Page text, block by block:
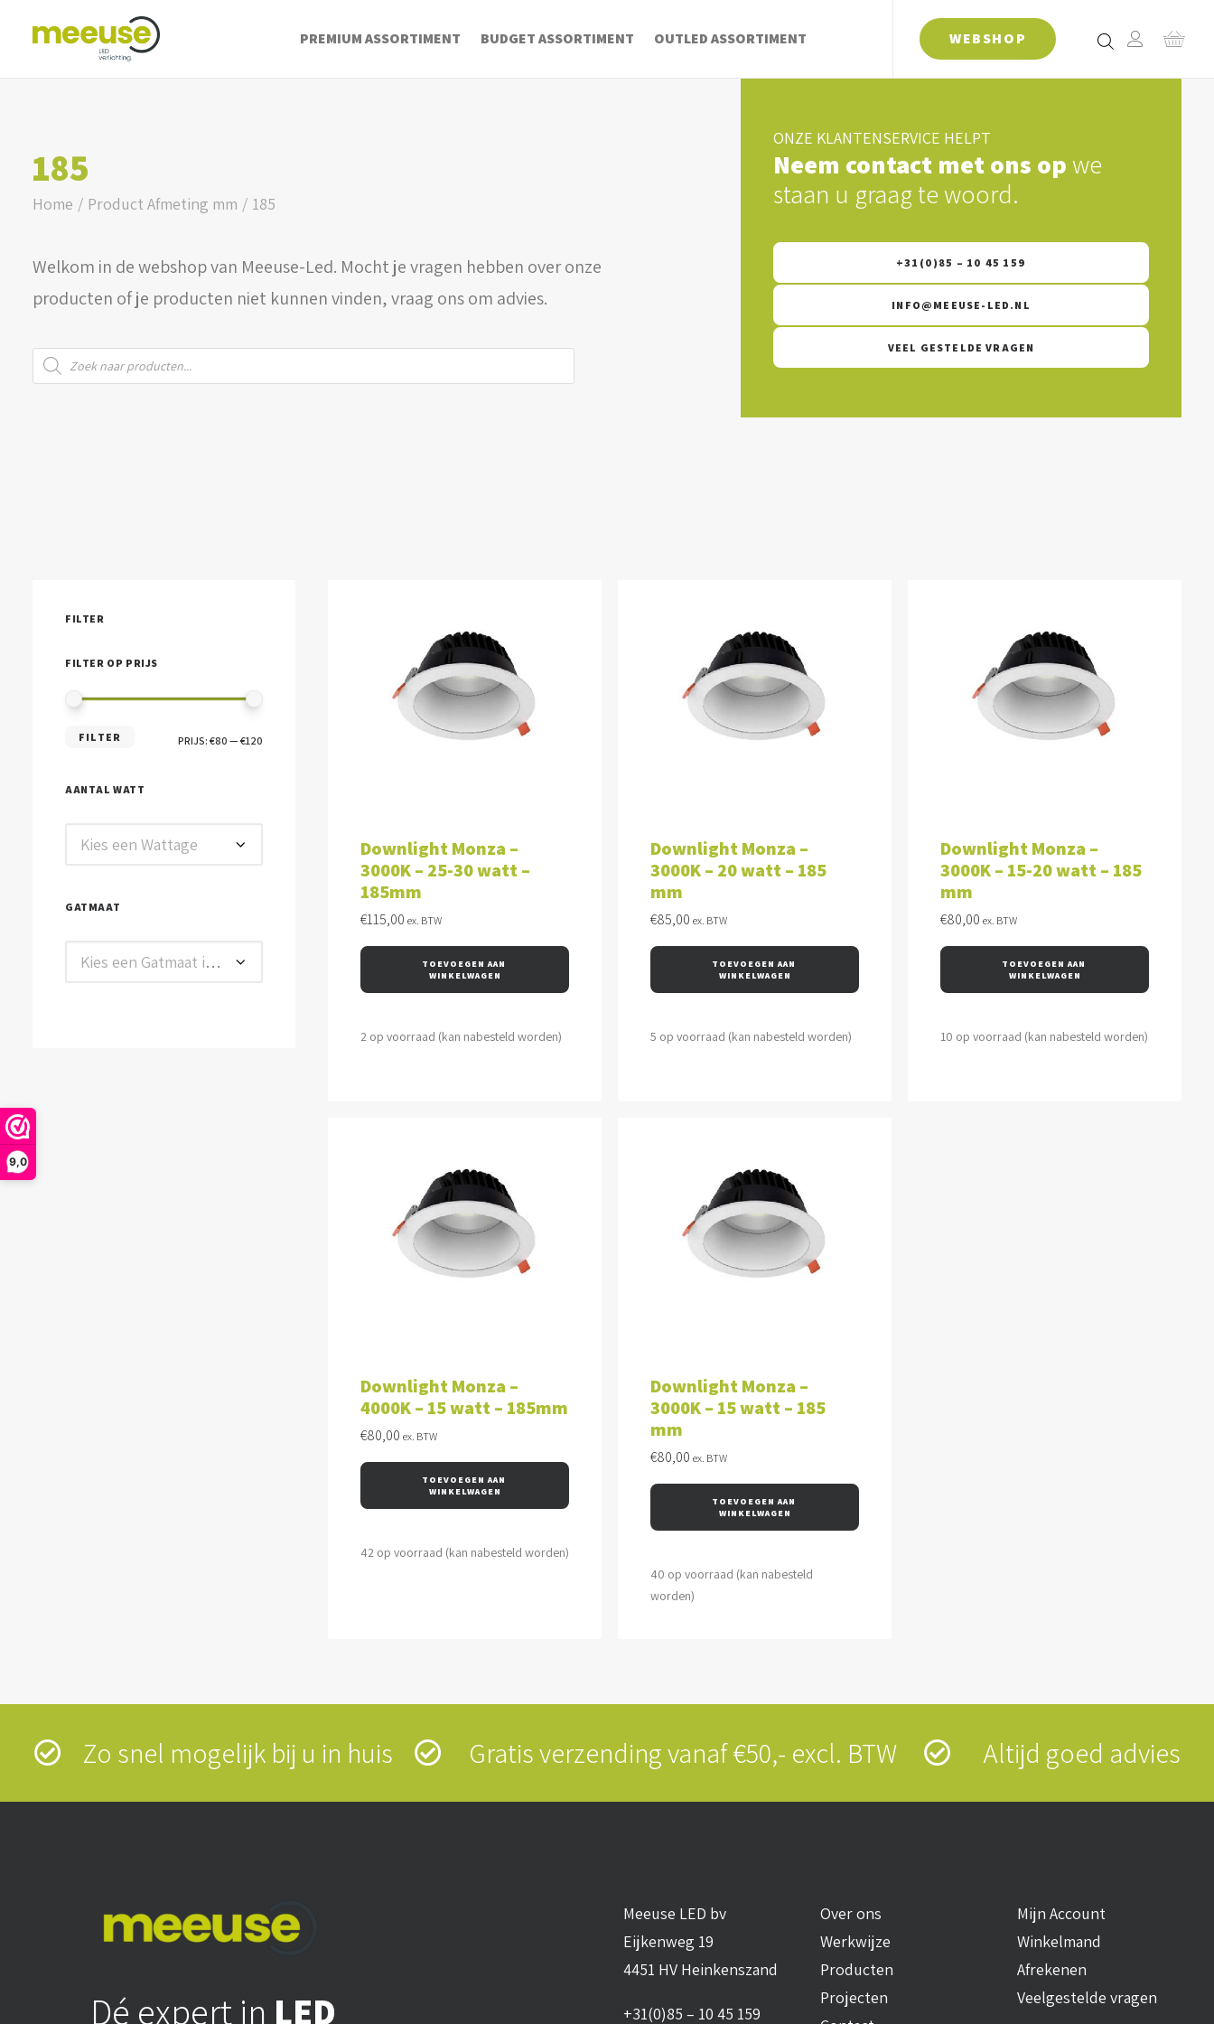
9,0
PREMIUM ASSORTIMENT BUDGET ASSORTIMENT OUTLED ASSORTIMENT WEBSHOP
185
Home Product Afmeting mm 185
Welkom in de webshop van Meeuse-Led. Mocht je vragen hebben over onze
producten of je producten niet kunnen vinden, vraag ons om advies.
Producten
zoeken
ONZE KLANTENSERVICE HELPT
Neem contact met ons opwe
staan u graag te woord.
+31(0)85 – 10 45 159
INFO@MEEUSE-LED.NL
VEEL GESTELDE VRAGEN
FILTER
FILTER OP PRIJS
FILTER PRIJS: €80 — €120
AANTAL WATT
Kies een Wattage
GATMAAT
Kies een Gatmaat in mm
Downlight Monza –
3000K – 25-30 watt –
185mm
€115,00 ex. BTW
TOEVOEGEN AAN
WINKELWAGEN
2 op voorraad (kan nabesteld worden)
Downlight Monza –
3000K – 20 watt – 185
mm
€85,00 ex. BTW
TOEVOEGEN AAN
WINKELWAGEN
5 op voorraad (kan nabesteld worden)
Downlight Monza –
3000K – 15-20 watt – 185
mm
€80,00 ex. BTW
TOEVOEGEN AAN
WINKELWAGEN
10 op voorraad (kan nabesteld worden)
Downlight Monza –
4000K – 15 watt – 185mm
€80,00 ex. BTW
TOEVOEGEN AAN
WINKELWAGEN
42 op voorraad (kan nabesteld worden)
Downlight Monza –
3000K – 15 watt – 185
mm
€80,00 ex. BTW
TOEVOEGEN AAN
WINKELWAGEN
40 op voorraad (kan nabesteld
worden)
Zo snel mogelijk bij u in huis Gratis verzending vanaf €50,- excl. BTW Altijd goed advies
Dé expert in LED
Meeuse LED bv
Eijkenweg 19
4451 HV Heinkenszand
+31(0)85 – 10 45 159
Over ons
Werkwijze
Producten
Projecten
Mijn Account
Winkelmand
Afrekenen
Veelgestelde vragen